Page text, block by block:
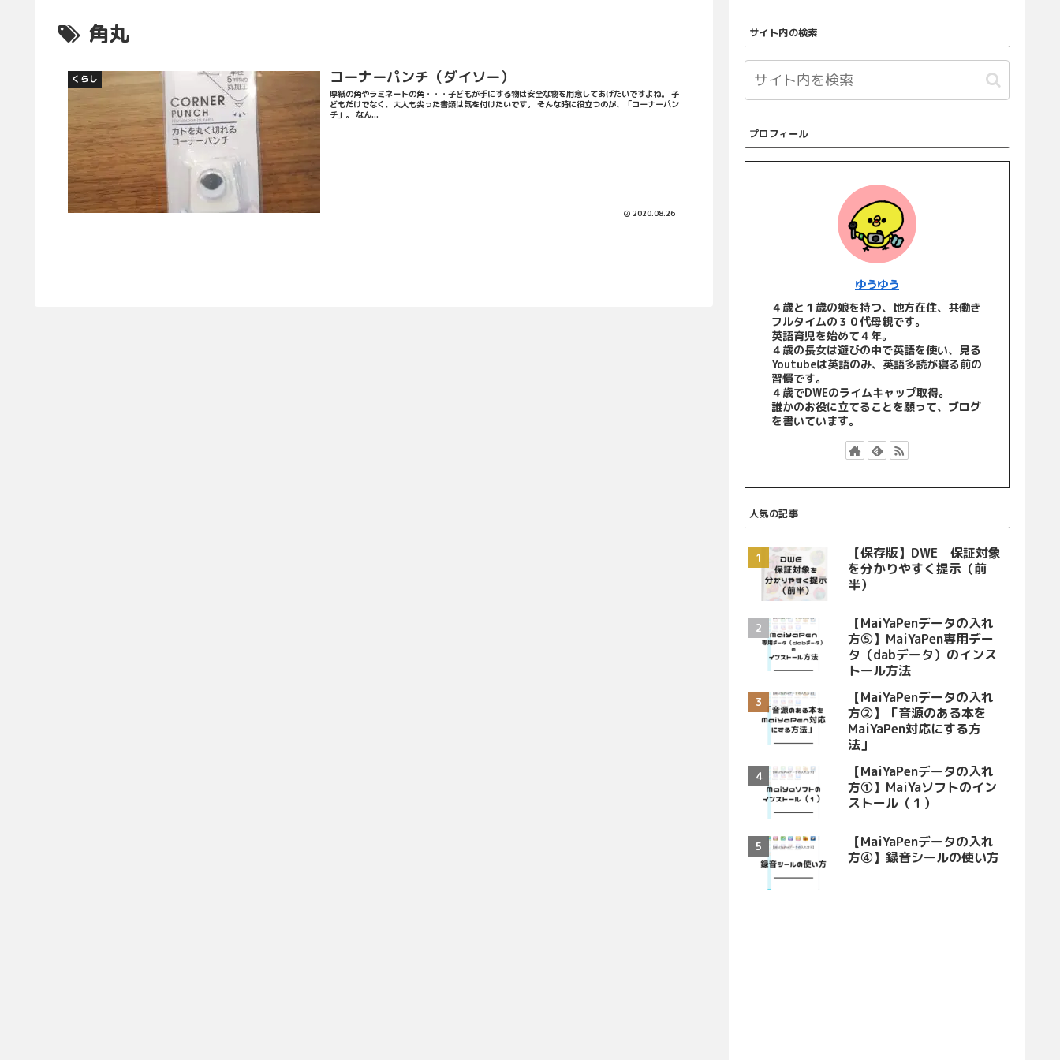
角丸
くらし コーナーパンチ（ダイソー）
厚紙の角やラミネートの角・・・子どもが手にする物は安全な物を用意してあげたいですよね。 子
どもだけでなく、大人も尖った書類は気を付けたいです。 そんな時に役立つのが、「コーナーパン
チ」。 なん...
2020.08.26
サイト内の検索
プロフィール
ゆうゆう
４歳と１歳の娘を持つ、地方在住、共働き
フルタイムの３０代母親です。
英語育児を始めて４年。
４歳の長女は遊びの中で英語を使い、見る
Youtubeは英語のみ、英語多読が寝る前の
習慣です。
４歳でDWEのライムキャップ取得。
誰かのお役に立てることを願って、ブログ
を書いています。
人気の記事
【保存版】DWE 保証対象
を分かりやすく提示（前
半）
【MaiYaPenデータの入れ
方⑤】MaiYaPen専用デー
タ（dabデータ）のインス
トール方法
【MaiYaPenデータの入れ
方②】「音源のある本を
MaiYaPen対応にする方
法」
【MaiYaPenデータの入れ
方①】MaiYaソフトのイン
ストール（１）
【MaiYaPenデータの入れ
方④】録音シールの使い方